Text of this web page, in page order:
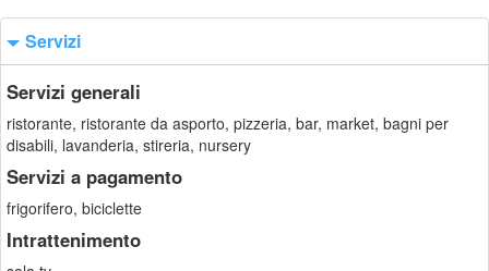
Servizi
Servizi generali
ristorante, ristorante da asporto, pizzeria, bar, market, bagni per
disabili, lavanderia, stireria, nursery
Servizi a pagamento
frigorifero, biciclette
Intrattenimento